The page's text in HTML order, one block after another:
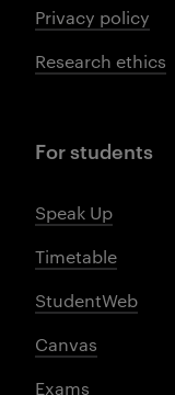
Privacy policy
Research ethics
For students
Speak Up
Timetable
StudentWeb
Canvas
Exams